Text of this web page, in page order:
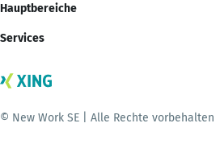
Hauptbereiche
Services
© New Work SE | Alle Rechte vorbehalten